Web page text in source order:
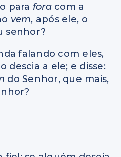
para fora com a
vem, após ele, o
senhor?
falando com eles,
descia a ele; e disse:
do Senhor, que mais,